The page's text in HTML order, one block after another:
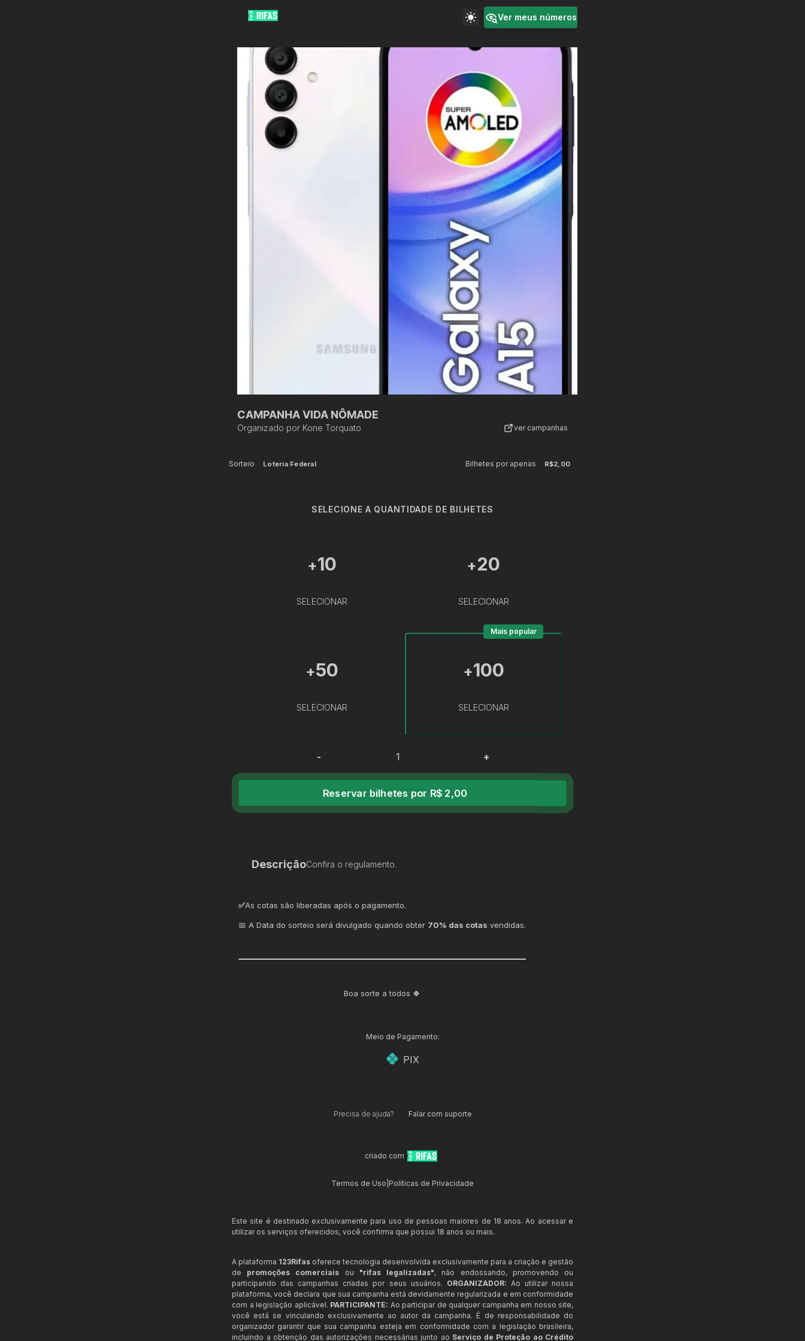
Ver meus números
CAMPANHA VIDA NÔMADE
Organizado por Kone Torquato ver campanhas
Sorteio Loteria Federal Bilhetes por apenas R$2,00
SELECIONE A QUANTIDADE DE BILHETES
+10
SELECIONAR
+20
SELECIONAR
+50
SELECIONAR
+100
SELECIONAR
Mais popular
- +
Reservar bilhetes por R$ 2,00
DescriçãoConfira o regulamento.
✅As cotas são liberadas após o pagamento.
📅 A Data do sorteio será divulgado quando obter 70% das cotas vendidas.
Boa sorte a todos 🍀
Meio de Pagamento:
PIX
Precisa de ajuda? Falar com suporte
criado com
Termos de Uso Políticas de Privacidade
Este site é destinado exclusivamente para uso de pessoas maiores de 18 anos. Ao acessar e
utilizar os serviços oferecidos, você confirma que possui 18 anos ou mais.
A plataforma 123Rifas oferece tecnologia desenvolvida exclusivamente para a criação e gestão
de promoções comerciais ou "rifas legalizadas", não endossando, promovendo ou
participando das campanhas criadas por seus usuários. ORGANIZADOR: Ao utilizar nossa
plataforma, você declara que sua campanha está devidamente regularizada e em conformidade
com a legislação aplicável. PARTICIPANTE: Ao participar de qualquer campanha em nosso site,
você está se vinculando exclusivamente ao autor da campanha. É de responsabilidade do
organizador garantir que sua campanha esteja em conformidade com a legislação brasileira,
incluindo a obtenção das autorizações necessárias junto ao Serviço de Proteção ao Crédito